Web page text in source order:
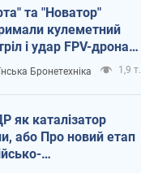
та "Новатор"
кулеметний
і удар FPV-дрона,
життя
ЗСУ
Бронетехніка 1,9 т.
як каталізатор
або Про новий етап